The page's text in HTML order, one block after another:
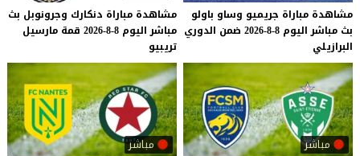
مشاهدة مباراة جريميو وساو باولو
بث مباشر اليوم 8-8-2026 ضمن الدوري
البرازيلي
مشاهدة مباراة دنكارك وجرونوبل بث
مباشر اليوم 8-8-2026 قمة مارسيل
تريبيو
مباشر مباشر